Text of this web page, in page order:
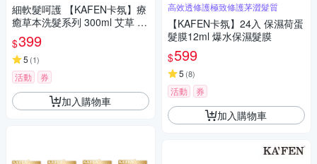
細軟髮呵護 【KAFEN卡氛】療
癒草本洗髮系列 300ml 艾草 龍
膽草 芍藥
$399
5 (1)
活動 券
加入購物車
高效透修護極致修護茅澀髮質
【KAFEN卡氛】24入 保濕荷蛋
髮膜12ml 爆水保濕髮膜
$599
5 (8)
活動 券
加入購物車